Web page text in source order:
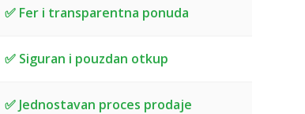
✅ Fer i transparentna ponuda
✅ Siguran i pouzdan otkup
✅ Jednostavan proces prodaje